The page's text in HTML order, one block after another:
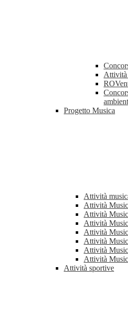
Attività
Progetto Musica
Attività
Attività
Attività
Attività
Attività
Attività
Attività
Attività
Attività sportive